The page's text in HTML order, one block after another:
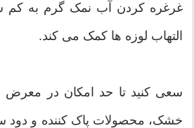
غرغره کردن آب نمک گرم به کم
التهاب لوزه ها کمک می کند.
سعی کنید تا حد امکان در
خشک، محصولات پاک کننده و دود